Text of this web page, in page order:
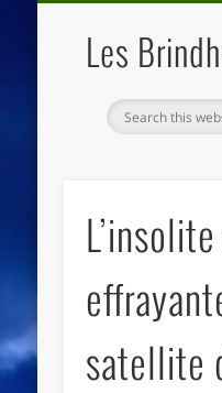
Les
satellite